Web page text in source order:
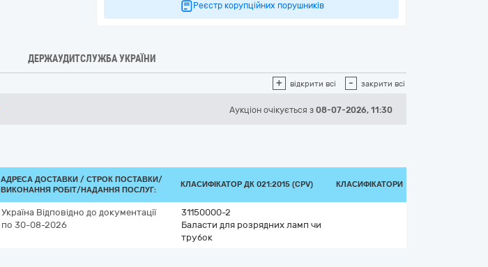
Реєстр корупційних порушників
ДЕРЖАУДИТСЛУЖБА УКРАЇНИ
+ відкрити всі - закрити всі
Аукціон очікується з 08-07-2026, 11:30
АДРЕСА ДОСТАВКИ / СТРОК ПОСТАВКИ/
ВИКОНАННЯ РОБІТ/НАДАННЯ ПОСЛУГ:
КЛАСИФІКАТОР ДК 021:2015 (CPV) КЛАСИФІКАТОРИ
Україна Відповідно до документації
по 30-08-2026
31150000-2
Баласти для розрядних ламп чи
трубок